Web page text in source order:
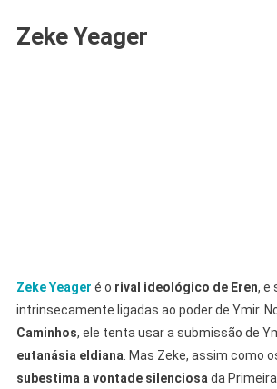
Zeke Yeager
Zeke Yeager é o rival ideológico de Eren, e
intrinsecamente ligadas ao poder de Ymir.
Caminhos, ele tenta usar a submissão de
eutanásia eldiana . Mas Zeke, assim como
subestima a vontade silenciosa da